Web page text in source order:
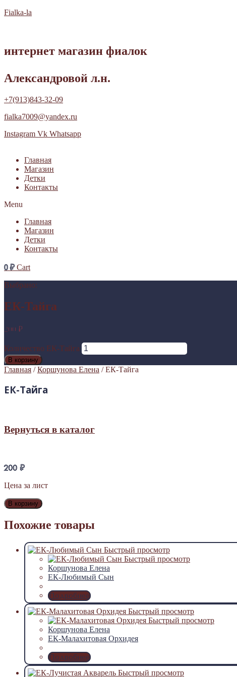
Fialka-la
интернет магазин фиалок
Александровой л.н.
+7(913)843-32-09
fialka7009@yandex.ru
Instagram Vk Whatsapp
Главная
Магазин
Детки
Контакты
Menu
Главная
Магазин
Детки
Контакты
0₽ Cart
Выбрано:
ЕК-Тайга
200 ₽
Количество ЕК-Тайга
В корзину
Главная /Коршунова Елена / ЕК-Тайга
ЕК-Тайга
Вернуться в каталог
200₽
Цена за лист
В корзину
Похожие товары
Быстрый просмотр
Быстрый просмотр
Коршунова Елена
ЕК-Любимый Сын
Подробнее
Быстрый просмотр
Быстрый просмотр
Коршунова Елена
ЕК-Малахитовая Орхидея
Подробнее
Быстрый просмотр